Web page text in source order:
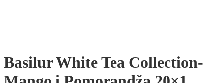
Basilur White Tea Collection-